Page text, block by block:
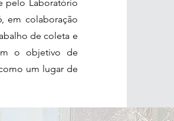
pelo Laboratório
em colaboração
de coleta e
o objetivo de
um lugar de